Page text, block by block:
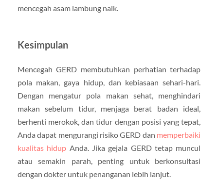
mencegah asam lambung naik.
Kesimpulan
Mencegah GERD membutuhkan perhatian terhadap
pola makan, gaya hidup, dan kebiasaan sehari-hari.
Dengan mengatur pola makan sehat, menghindari
makan sebelum tidur, menjaga berat badan ideal,
berhenti merokok, dan tidur dengan posisi yang tepat,
Anda dapat mengurangi risiko GERD dan memperbaiki
kualitas hidup Anda. Jika gejala GERD tetap muncul
atau semakin parah, penting untuk berkonsultasi
dengan dokter untuk penanganan lebih lanjut.